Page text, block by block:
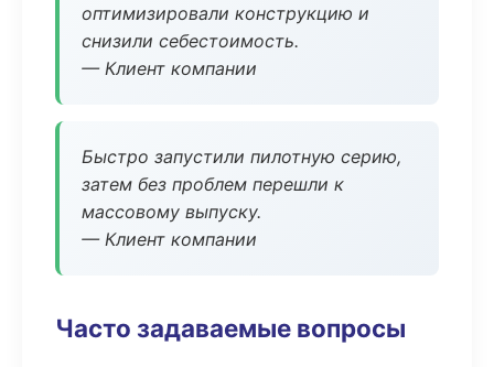
оптимизировали конструкцию и
снизили себестоимость.
— Клиент компании
Быстро запустили пилотную серию,
затем без проблем перешли к
массовому выпуску.
— Клиент компании
Часто задаваемые вопросы